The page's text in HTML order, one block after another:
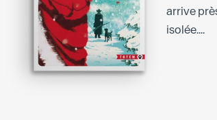
arrive
isolée....